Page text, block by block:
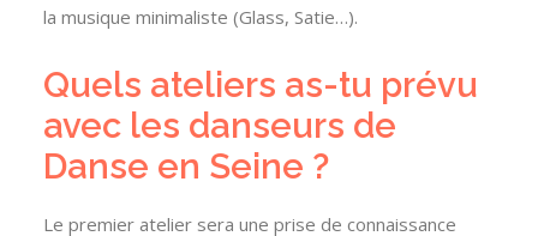
la musique minimaliste (Glass, Satie…).
Quels ateliers as-tu prévu
avec les danseurs de
Danse en Seine ?
Le premier atelier sera une prise de connaissance